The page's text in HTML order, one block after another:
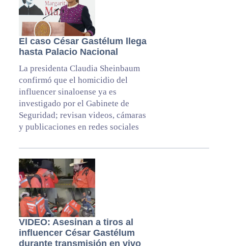
El caso César Gastélum llega
hasta Palacio Nacional
La presidenta Claudia Sheinbaum
confirmó que el homicidio del
influencer sinaloense ya es
investigado por el Gabinete de
Seguridad; revisan videos, cámaras
y publicaciones en redes sociales
VIDEO: Asesinan a tiros al
influencer César Gastélum
durante transmisión en vivo